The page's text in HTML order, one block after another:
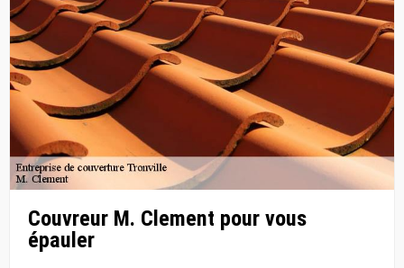
Couvreur M. Clement pour vous
épauler